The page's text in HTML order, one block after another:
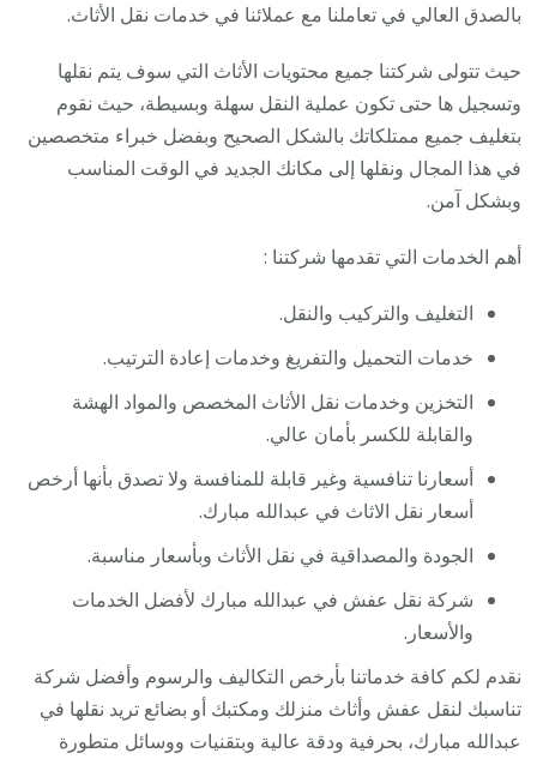
بالصدق العالي في تعاملنا مع عملائنا في خدمات نقل الأثاث.
حيث تتولى شركتنا جميع محتويات الأثاث التي سوف يتم نقلها
وتسجيل ها حتى تكون عملية النقل سهلة وبسيطة، حيث نقوم
بتغليف جميع ممتلكاتك بالشكل الصحيح وبفضل خبراء متخصصين
في هذا المجال ونقلها إلى مكانك الجديد في الوقت المناسب
وبشكل آمن.
أهم الخدمات التي تقدمها شركتنا :
التغليف والتركيب والنقل.
خدمات التحميل والتفريغ وخدمات إعادة الترتيب.
التخزين وخدمات نقل الأثاث المخصص والمواد الهشة
والقابلة للكسر بأمان عالي.
أسعارنا تنافسية وغير قابلة للمنافسة ولا تصدق بأنها أرخص
أسعار نقل الاثاث في عبدالله مبارك.
الجودة والمصداقية في نقل الأثاث وبأسعار مناسبة.
شركة نقل عفش في عبدالله مبارك لأفضل الخدمات
والأسعار.
نقدم لكم كافة خدماتنا بأرخص التكاليف والرسوم وأفضل شركة
تناسبك لنقل عفش وأثاث منزلك ومكتبك أو بضائع تريد نقلها في
عبدالله مبارك، بحرفية ودقة عالية وبتقنيات ووسائل متطورة